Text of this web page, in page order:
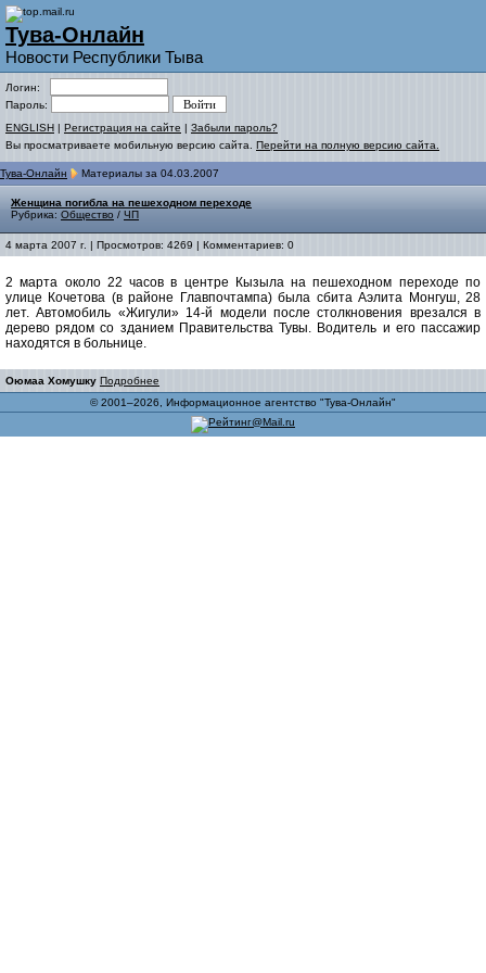
Тува-Онлайн
Новости Республики Тыва
Логин:
Пароль:
ENGLISH | Регистрация на сайте | Забыли пароль?
Вы просматриваете мобильную версию сайта. Перейти на полную версию сайта.
Тува-Онлайн Материалы за 04.03.2007
Женщина погибла на пешеходном переходе
Рубрика: Общество / ЧП
4 марта 2007 г. | Просмотров: 4269 | Комментариев: 0
2 марта около 22 часов в центре Кызыла на пешеходном переходе по
улице Кочетова (в районе Главпочтампа) была сбита Аэлита Монгуш, 28
лет. Автомобиль «Жигули» 14-й модели после столкновения врезался в
дерево рядом со зданием Правительства Тувы. Водитель и его пассажир
находятся в больнице.
Оюмаа Хомушку Подробнее
© 2001–2026, Информационное агентство "Тува-Онлайн"